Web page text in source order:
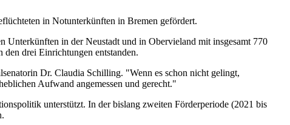
in Notunterkünften in Bremen gefördert.
in der Neustadt und in Obervieland mit insgesamt 770
drei Einrichtungen entstanden.
Dr. Claudia Schilling. "Wenn es schon nicht gelingt,
Aufwand angemessen und gerecht."
unterstützt. In der bislang zweiten Förderperiode (2021 bis